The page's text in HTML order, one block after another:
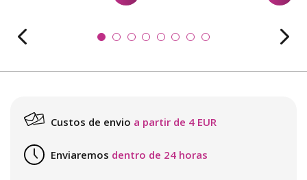
Custos de envio a partir de 4 EUR
Enviaremos dentro de 24 horas